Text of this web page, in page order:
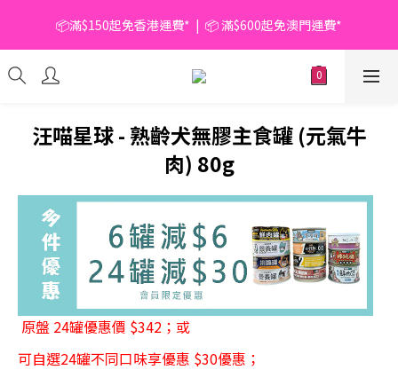
📦滿$150起免香港運費*  |  📦 滿$600起免澳門運費*
🥫 罐頭優惠 | 任選* 6件 即減 $6 |  任選* 24件 即減 $30 🥫 (按此了
解更多)
📦滿$150起免香港運費*  |  📦 滿$600起免澳門運費*
汪喵星球 - 熟齡犬無膠主食罐 (元氣牛
肉) 80g
原盤 24罐優惠價 $342；或
可自選24罐不同口味享優惠 $30優惠；